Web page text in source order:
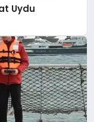
Uydu